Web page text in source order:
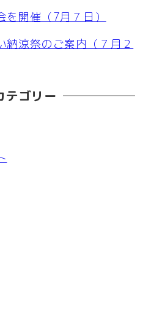
開催（7月７日）
納涼祭のご案内（７月２
テゴリー